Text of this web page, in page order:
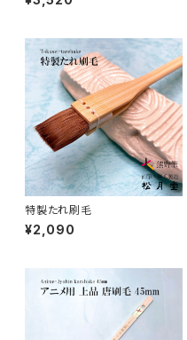
線描筆 / SENBYO
付立筆 / TSUKETATEFUDE
如水 / NYOSUI (line,color)
白圭 /
蒔絵筆 / MAKIE
暮らし・雑貨 - knickknack
料理 - cooking
版画 -prints
特製たれ刷毛
¥2,090